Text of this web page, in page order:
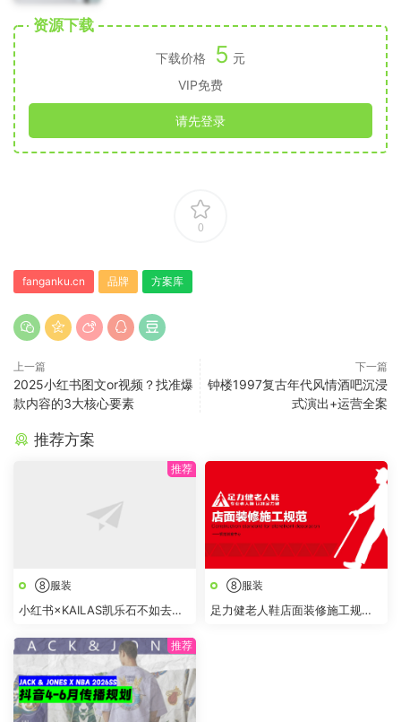
资源下载
下载价格 5 元
VIP免费
请先登录
0
fanganku.cn 品牌 方案库
上一篇
2025小红书图文or视频？找准爆
款内容的3大核心要素
下一篇
钟楼1997复古年代风情酒吧沉浸
式演出+运营全案
推荐方案
⑧服装
小红书×KAILAS凯乐石不如去登
⑧服装
足力健老人鞋店面装修施工规范